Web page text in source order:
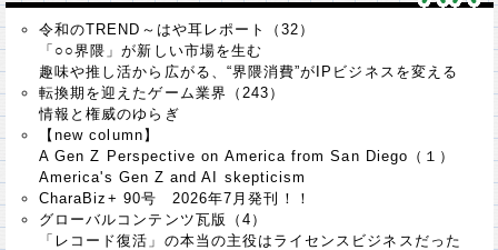
令和のTREND～はや耳レポート（32）
「○○界隈」が新しい市場を生む
趣味や推し活から広がる、“界隈消費”がIPビジネスを変える
転換期を迎えたゲーム業界（243）
情報と権威のゆらぎ
【new column】
A Gen Z Perspective on America from San Diego（１）
America's Gen Z and AI skepticism
CharaBiz+ 90号 2026年7月発刊！！
グローバルコンテンツ瓦版（4）
「レコード復活」の本当の主役はライセンスビジネスだった